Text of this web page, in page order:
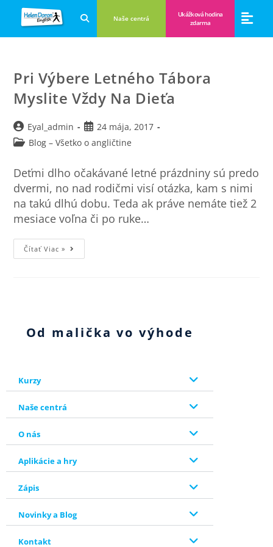
Naše centrá
Ukážková hodina
zdarma
Pri Výbere Letného Tábora
Myslite Vždy Na Dieťa
Eyal_admin
24 mája, 2017
Blog – Všetko o angličtine
Deťmi dlho očakávané letné prázdniny sú predo
dvermi, no nad rodičmi visí otázka, kam s nimi
na takú dlhú dobu. Teda ak práve nemáte tiež 2
mesiace voľna či po ruke…
Čítať Viac »
Od malička vo výhode
Kurzy
Naše centrá
O nás
Aplikácie a hry
Zápis
Novinky a Blog
Kontakt